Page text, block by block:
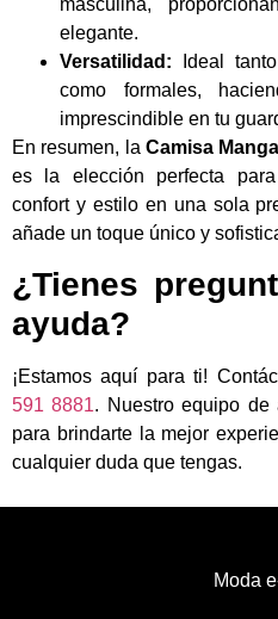
masculina,
elegante.
Versatilidad: Ideal
como formales,
imprescindible en tu
En resumen, la Camisa
es la elección perfecta
confort y estilo en una sola
añade un toque único y
¿Tienes
ayuda?
¡Estamos aquí para ti!
591 8881. Nuestro equipo
para brindarte la mejor
cualquier duda que tengas.
Moda